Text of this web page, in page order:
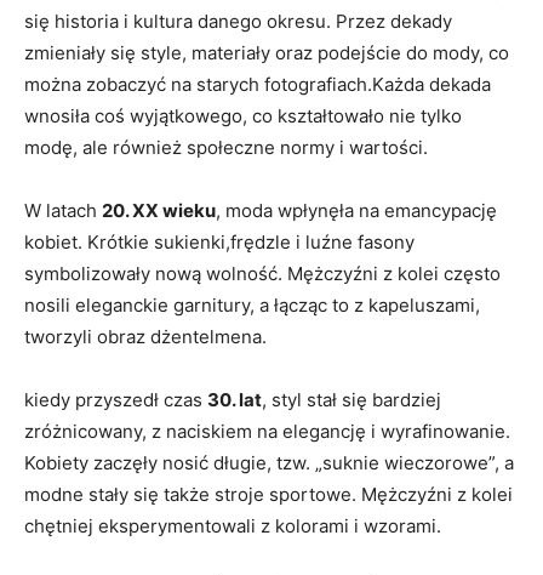
się historia i kultura danego okresu. Przez dekady
zmieniały się style, ⁣materiały oraz podejście ‌do mody, co
można zobaczyć na ‍starych ⁤fotografiach.Każda dekada
wnosiła‌ coś wyjątkowego, co kształtowało nie ‍tylko⁣
modę, ale również ‌społeczne normy i wartości.
W latach 20. XX wieku, moda wpłynęła na emancypację
kobiet. Krótkie sukienki,frędzle i luźne fasony
symbolizowały nową wolność.⁢ Mężczyźni ⁢z kolei często
nosili eleganckie garnitury, a łącząc to z kapeluszami,
tworzyli ‍obraz dżentelmena.
kiedy przyszedł ⁢czas 30. lat, styl stał ‌się bardziej
zróżnicowany, z naciskiem na elegancję i wyrafinowanie.
Kobiety zaczęły ⁢nosić długie, tzw. „suknie wieczorowe”, a
modne stały ⁣się także stroje sportowe. Mężczyźni z kolei
chętniej eksperymentowali z kolorami i wzorami.